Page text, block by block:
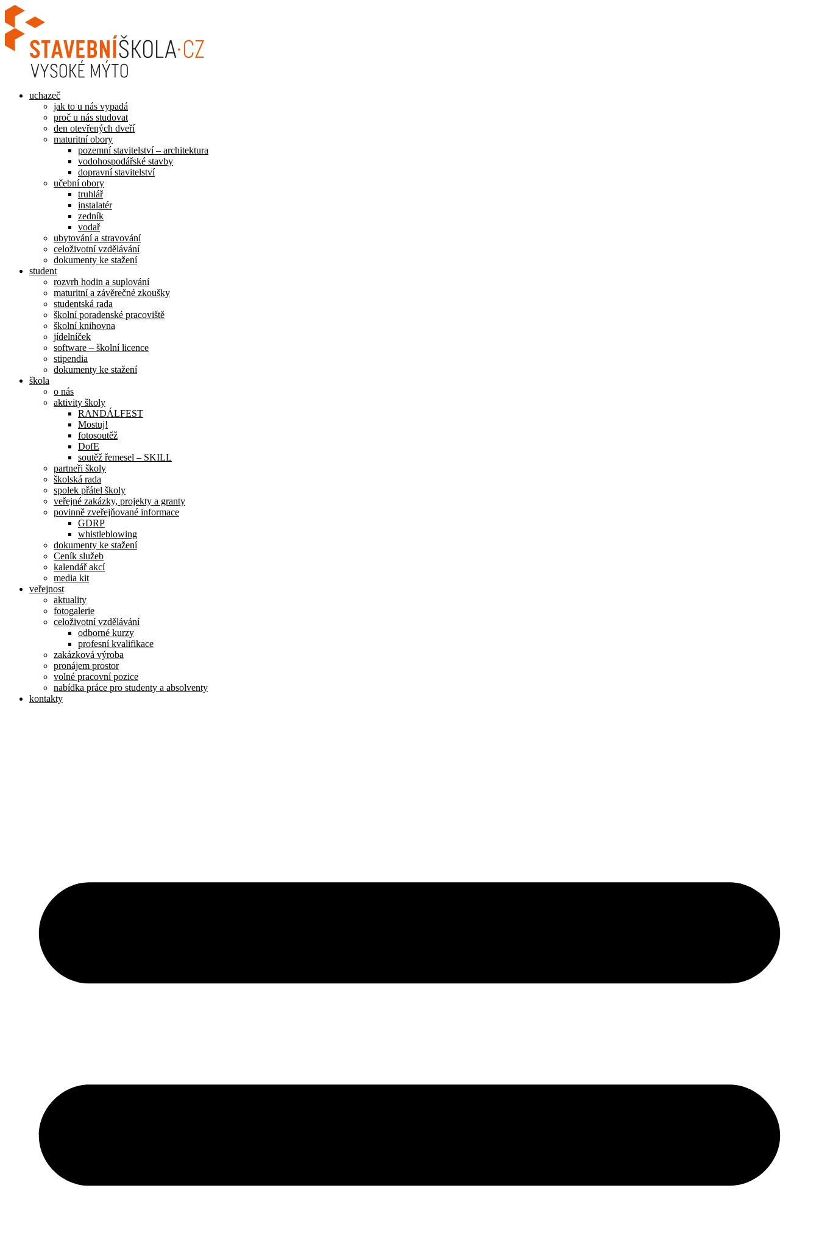
Přejít
k
obsahu
uchazeč
jak to u nás vypadá
proč u nás studovat
den otevřených dveří
maturitní obory
pozemní stavitelství – architektura
vodohospodářské stavby
dopravní stavitelství
učební obory
truhlář
instalatér
zedník
vodař
ubytování a stravování
celoživotní vzdělávání
dokumenty ke stažení
student
rozvrh hodin a suplování
maturitní a závěrečné zkoušky
studentská rada
školní poradenské pracoviště
školní knihovna
jídelníček
software – školní licence
stipendia
dokumenty ke stažení
škola
o nás
aktivity školy
RANDÁLFEST
Mostuj!
fotosoutěž
DofE
soutěž řemesel – SKILL
partneři školy
školská rada
spolek přátel školy
veřejné zakázky, projekty a granty
povinně zveřejňované informace
GDRP
whistleblowing
dokumenty ke stažení
Ceník služeb
kalendář akcí
media kit
veřejnost
aktuality
fotogalerie
celoživotní vzdělávání
odborné kurzy
profesní kvalifikace
zakázková výroba
pronájem prostor
volné pracovní pozice
nabídka práce pro studenty a absolventy
kontakty